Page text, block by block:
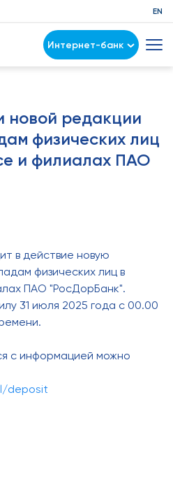
EN
Интернет-банк
новой редакции
физических лиц
и филиалах ПАО
в действие новую
физических лиц в
ПАО "РосДорБанк".
31 июля 2025 года с 00.00
с информацией можно
deposit